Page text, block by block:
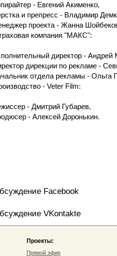
- Евгений Акименко,
и препресс - Владимир
проекта - Жанна
компания "МАКС":
директор - Андрей
дирекции по рекламе -
отдела рекламы - Ольга
- Veter Film:
- Дмитрий Губарев,
- Алексей Доронькин.
Facebook
VKontakte
Проекты:
Прямой эфир